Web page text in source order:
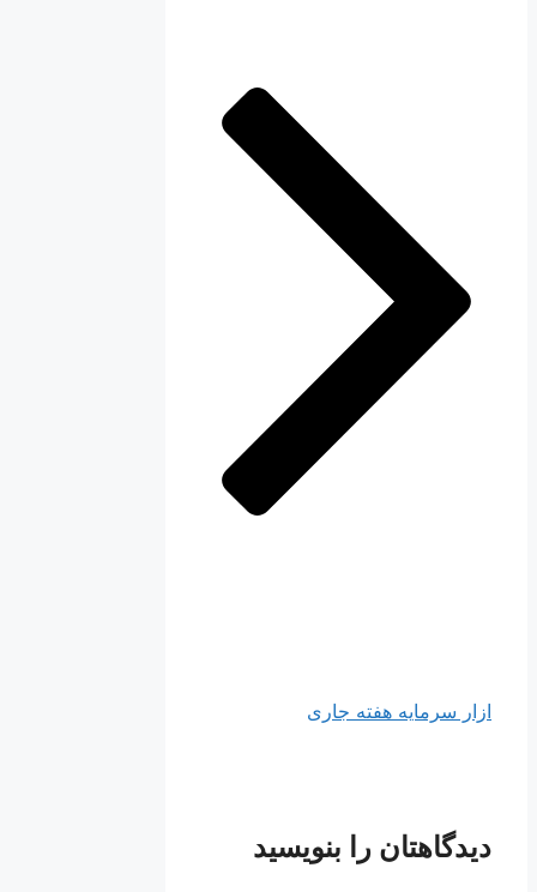
ازار سرمایه هفته جاری
دیدگاهتان را بنویسید